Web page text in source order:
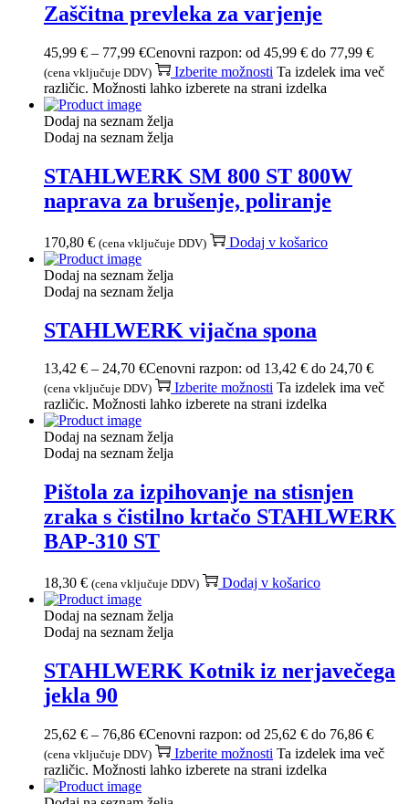
Zaščitna prevleka za varjenje
45,99 € – 77,99 €Cenovni razpon: od 45,99 € do 77,99 €
(cena vključuje DDV) Izberite možnosti Ta izdelek ima več
različic. Možnosti lahko izberete na strani izdelka
Dodaj na seznam želja
Dodaj na seznam želja
STAHLWERK SM 800 ST 800W
naprava za brušenje, poliranje
170,80 € (cena vključuje DDV) Dodaj v košarico
Dodaj na seznam želja
Dodaj na seznam želja
STAHLWERK vijačna spona
13,42 € – 24,70 €Cenovni razpon: od 13,42 € do 24,70 €
(cena vključuje DDV) Izberite možnosti Ta izdelek ima več
različic. Možnosti lahko izberete na strani izdelka
Dodaj na seznam želja
Dodaj na seznam želja
Pištola za izpihovanje na stisnjen
zraka s čistilno krtačo STAHLWERK
BAP-310 ST
18,30 € (cena vključuje DDV) Dodaj v košarico
Dodaj na seznam želja
Dodaj na seznam želja
STAHLWERK Kotnik iz nerjavečega
jekla 90
25,62 € – 76,86 €Cenovni razpon: od 25,62 € do 76,86 €
(cena vključuje DDV) Izberite možnosti Ta izdelek ima več
različic. Možnosti lahko izberete na strani izdelka